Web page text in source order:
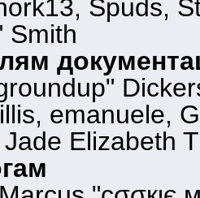
Spuds,
Smith
emanuele,
Elizabeth